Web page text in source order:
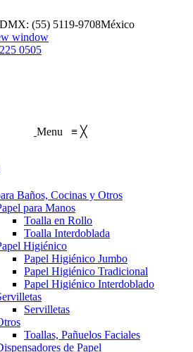
(55) 5119-9708México
window
0505
Menu ≡ ╳
Baños, Cocinas y Otros
para Manos
Toalla en Rollo
Toalla Interdoblada
Higiénico
Papel Higiénico Jumbo
Papel Higiénico Tradicional
Papel Higiénico Interdoblado
Servilletas
Toallas, Pañuelos Faciales
de Papel